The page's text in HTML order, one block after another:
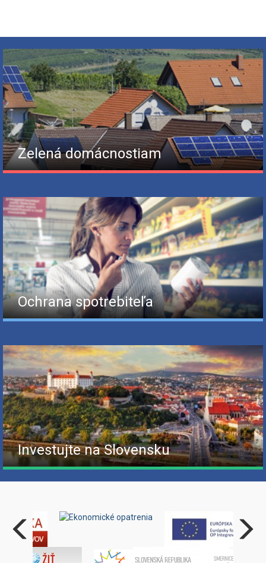
Zelená domácnostiam
Ochrana spotrebiteľa
Investujte na Slovensku